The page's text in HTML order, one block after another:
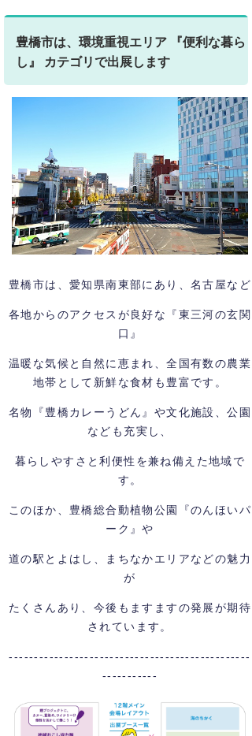
豊橋市は、環境重視エリア 『便利な暮ら
し』 カテゴリで出展します
豊橋市は、愛知県南東部にあり、名古屋など
各地からのアクセスが良好な『東三河の玄関
口』
温暖な気候と自然に恵まれ、全国有数の農業
地帯として新鮮な食材も豊富です。
名物『豊橋カレーうどん』や文化施設、公園
なども充実し、
暮らしやすさと利便性を兼ね備えた地域で
す。
このほか、豊橋総合動植物公園『のんほいパ
ーク』や
道の駅とよはし、まちなかエリアなどの魅力
が
たくさんあり、今後もますますの発展が期待
されています。
------------------------------------------------
-----------